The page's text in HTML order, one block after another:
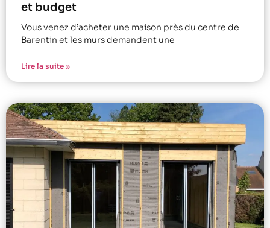
et budget
Vous venez d’acheter une maison près du centre de
Barentin et les murs demandent une
Lire la suite »